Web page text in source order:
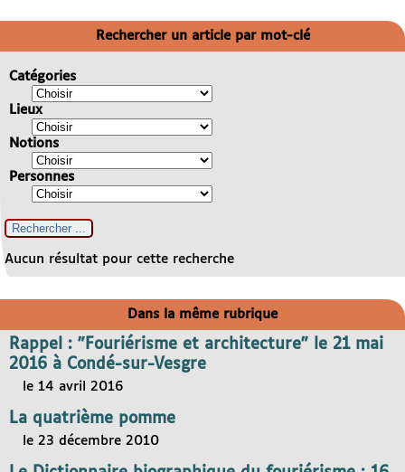
Rechercher un article par mot-clé
Catégories
Lieux
Notions
Personnes
Aucun résultat pour cette recherche
Dans la même rubrique
Rappel : "Fouriérisme et architecture" le 21 mai
2016 à Condé-sur-Vesgre
le 14 avril 2016
La quatrième pomme
le 23 décembre 2010